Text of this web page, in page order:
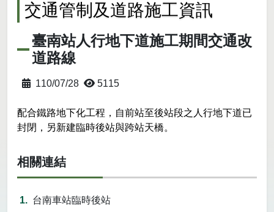
交通管制及道路施工資訊
臺南站人行地下道施工期間交通改
道路線
110/07/28 5115
配合鐵路地下化工程，自前站至後站段之人行地下道已
封閉，另新建臨時後站與跨站天橋。
相關連結
台南車站臨時後站